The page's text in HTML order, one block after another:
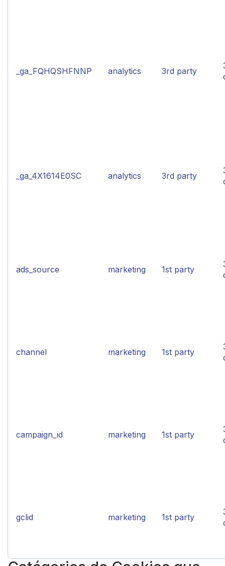
_ga_FQHQSHFNNP analytics 3rd party
_ga_4X1614E0SC analytics 3rd party
ads_source marketing 1st party
channel marketing 1st party
campaign_id marketing 1st party
gclid marketing 1st party